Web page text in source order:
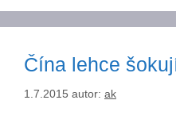
Čína lehce
1.7.2015 autor: ak